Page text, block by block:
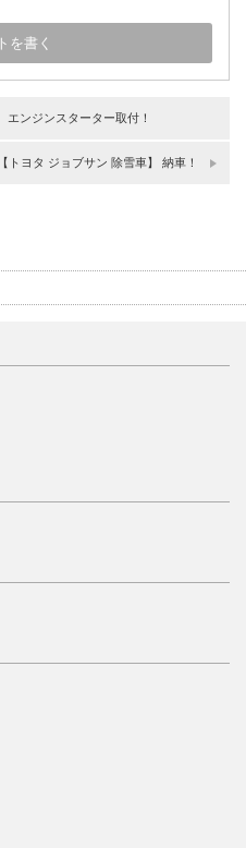
エンジンスターター取付！
【トヨタ ジョブサン 除雪車】 納車！